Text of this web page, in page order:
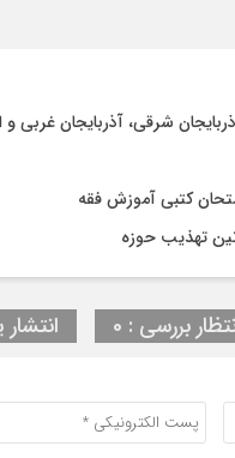
شرقی، آذربایجان غربی و
کتبی آموزش فقه
تهذیب حوزه‌
بررسی : 0 انتشار